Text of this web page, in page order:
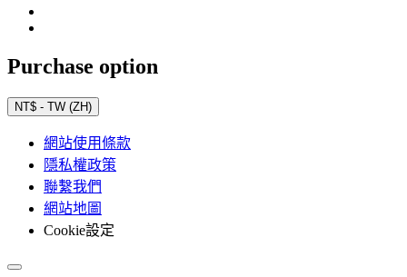
Purchase option
NT$ - TW (ZH)
網站使用條款
隱私權政策
聯繫我們
網站地圖
Cookie設定